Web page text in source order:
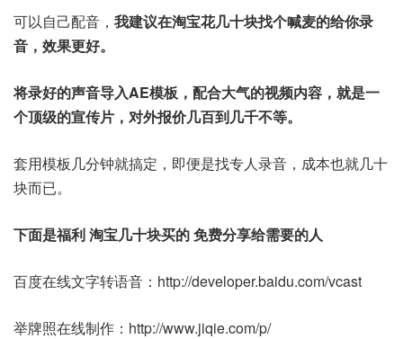
可以自己配音， 我建议在淘宝花几十块找个喊麦的给你录
音，效果更好。
将录好的声音导入AE模板，配合大气的视频内容，就是一
个顶级的宣传片，对外报价几百到几千不等。
套用模板几分钟就搞定，即便是找专人录音，成本也就几十
块而已。
下面是福利 淘宝几十块买的 免费分享给需要的人
百度在线文字转语音：http://developer.baidu.com/vcast
举牌照在线制作：http://www.jiqie.com/p/